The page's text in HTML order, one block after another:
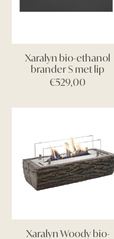
Xaralyn bio-ethanol
brander S met lip
€529,00
Xaralyn Woody bio-